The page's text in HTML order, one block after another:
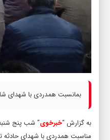
بمانسبت همدردی با شهدای
به گزارش “خبرخوی
مناسبت همدردی با شهدای حادثه